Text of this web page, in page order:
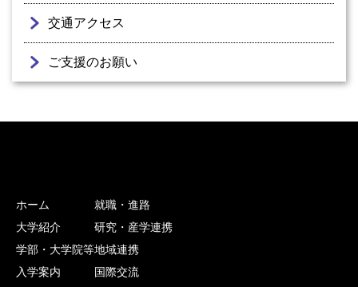
交通アクセス
ご支援のお願い
ホーム
大学紹介
学部・大学院等
入学案内
就職・進路
研究・産学連携
地域連携
国際交流